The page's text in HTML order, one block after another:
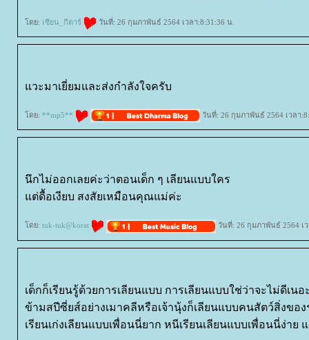
ดย: เซียน_กีตาร์ วันที่: 26 กุมภาพันธ์ 2564 เวลา:8:31:36 น.
วะมาเยี่ยมและส่งกำลังใจครับ
ดย: **mp5** วันที่: 26 กุมภาพันธ์ 2564 เวลา
นึกไม่ออกเลยค่ะว่าตอนเด็ก ๆ เลียนแบบใคร
ต่ดื้อเงียบ สงสัยเหมือนคุณแม่ค่ะ
ดย: tuk-tuk@korat วันที่: 26 กุมภาพันธ์ 2564 เ
เด็กก็เรียนรู้ด้วยการเลียนแบบ การเลียนแบบใช่ว่าจะไม่ดีเน
ข้ามสปีซี่ยส์อย่างเมาคลีหรือเจ้านุ้งก็เลียนแบบคนสัตว์สิ่งของ
เรียนเก่งเลียนแบบเพื่อนนี่ยาก หนีเรียนเลียนแบบเพื่อนนี่ง่าย